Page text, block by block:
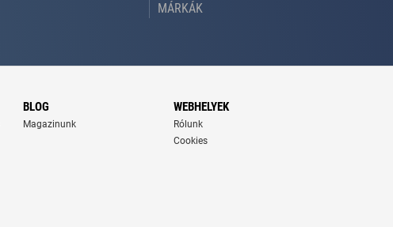
MÁRKÁK
BLOG
Magazinunk
WEBHELYEK
Rólunk
Cookies